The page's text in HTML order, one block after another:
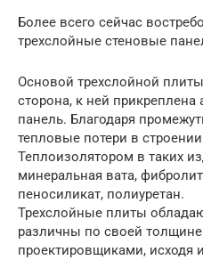
Более всего сейчас
трехслойные стеновые
Основой трехслойной
сторона, к ней прикреплена
панель. Благодаря
тепловые потери в
Теплоизолятором в таких
минеральная вата,
пеносиликат, полиуретан.
Трехслойные плиты
различны по своей
проектировщиками, исходя